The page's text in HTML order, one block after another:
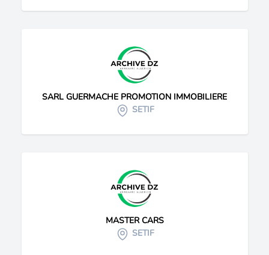
SARL GUERMACHE PROMOTION IMMOBILIERE
SETIF
MASTER CARS
SETIF